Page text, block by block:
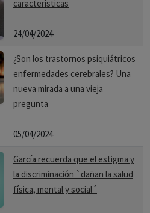
características
24/04/2024
¿Son los trastornos psiquiátricos
enfermedades cerebrales? Una
nueva mirada a una vieja
pregunta
05/04/2024
García recuerda que el estigma y
la discriminación `dañan la salud
física, mental y social´